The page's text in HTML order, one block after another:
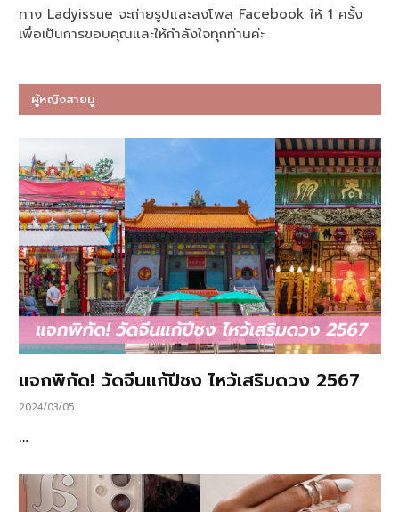
ทาง Ladyissue จะถ่ายรูปและลงโพส Facebook ให้ 1 ครั้ง
เพื่อเป็นการขอบคุณและให้กำลังใจทุกท่านค่ะ
ผู้หญิงสายมู
แจกพิกัด! วัดจีนแก้ปีชง ไหว้เสริมดวง 2567
2024/03/05
…